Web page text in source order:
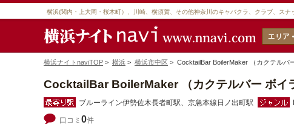
横浜(関内・上大岡・桜木町）、川崎、横須賀、その他神奈川のキャバクラ、クラブ、ス
横浜ナイトnaviTOP > 横浜 > 横浜市中区 > CocktailBar BoilerMaker （カクテルバ
CocktailBar BoilerMaker （カクテルバー ボイ
ブルーライン伊勢佐木長者町駅、京急本線日ノ出町駅
口コミ 0件